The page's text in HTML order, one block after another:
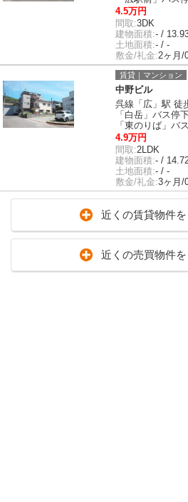
4.5万円
間取:3DK
建物面積:- /
土地面積:- / -
敷金/礼金:2ヶ月/
賃貸｜マンション
中野ビル
呉線「広」駅 徒
「白岳」バス
「東のりば」
4.9万円
間取:2LDK
建物面積:- /
土地面積:- / -
敷金/礼金:3ヶ月/
近くの賃貸物件
近くの売買物件